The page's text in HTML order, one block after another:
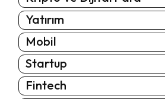
Yatırım
Mobil
Startup
Fintech